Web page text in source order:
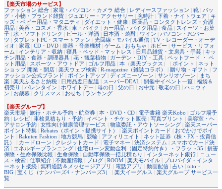
【楽天市場のサービス】
ファッション 総合 | 家電・パソコン・カメラ 総合 | レディースファッション | 靴 | バッ
グ・小物・ブランド雑貨 | ジュエリー・アクセサリー | 腕時計 | 下着・ナイトウェア | キ
ッズ・ベビー用品・マタニティ | ダイエット・健康 | 医薬品・コンタクトレンズ・介護
用品 | 美容・コスメ・香水 | 車・バイク | カー用品・バイク用品 | 食品 | スイーツ・お菓
子 | 水・ソフトドリンク | ビール・洋酒 | 日本酒・焼酎 | ワイン | パソコン・PCパー
ツ | タブレットPC・スマートフォン | 光回線・モバイル通信 | TV・レコーダー・オーデ
ィオ | 家電 | CD・DVD | 楽器・音楽機材 | ゲーム | おもちゃ | ホビー | サービス・リフォ
ーム | インテリア・収納 | 寝具・ベッド・マットレス | 日用品雑貨・文房具・手芸 | キッ
チン用品・食器・調理器具 | 花・観葉植物 | ガーデン・DIY・工具 | ペットフード ・ ペ
ット用品 | スポーツ・アウトドア | ゴルフ用品 | 本 （楽天ブックス ） | ポイント | ネット
ショップ 開業・開店 | 楽天ウェブ検索 | R-magazine（雑誌コラボ） | 贈り物・ギフト | フ
ァッション公式ブランド | ポイントアップ| ディズニーゾーン | サンリオゾーン | まち
楽 | 楽天ふるさと納税 | 日用品翌日配達 | スーパーDEAL | 開催中イベント一覧 | 福袋＆
初売り | バレンタイン | ホワイトデー | 母の日 | 父の日 | お中元 | 敬老の日 | ハロウィ
ン | お歳暮 | クリスマス | おせち | ランキング
【楽天グループ】
楽天市場 | 旅行・ホテル予約・航空券 | 本・DVD・CD | 電子書籍 楽天Kobo | ゴルフ場予
約 | レシピ | 車検見積もり・予約 | イベント・チケット販売 | 写真プリント | 美容室・ヘ
アサロン予約 | 女性向け健康管理サービス | 物流委託・アウトソーシング | 楽天スーパー
ポイント特集 | Rebates（ポイント提携サイト） | 楽天ポイントカード | おでかけでポイ
ント | Rakuten Fashion | 地方競馬 | 競輪 | アフィリエイト | ネット証券（株・FX・投資信
託）
| カードローン | クレジットカード | 電子マネー | 決済システム | スマホでカード決
済 | エネルギープランニング | 住宅ローン変動金利（固定特約付き）・フラット35 | 損害
保険・生命保険比較 | 生命保険 | 自動車保険一括見積もり | インターネット銀行 | ニュー
ス・検索 | 仕事紹介 | 不動産情報 | ブログ | ROOM | 楽天モバイル | プロバイダ・インタ
ーネット接続 | 無料通話＆メッセージアプリ | 電話アプリ | 動画配信 | 占い | toto・
BIG | 宝くじ（ナンバーズ4・ナンバーズ3） | 楽天イーグルス | 楽天グループ サービス一
覧